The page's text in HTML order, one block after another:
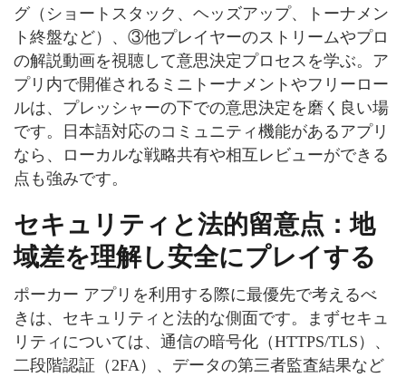
グ（ショートスタック、ヘッズアップ、トーナメン
ト終盤など）、③他プレイヤーのストリームやプロ
の解説動画を視聴して意思決定プロセスを学ぶ。ア
プリ内で開催されるミニトーナメントやフリーロー
ルは、プレッシャーの下での意思決定を磨く良い場
です。日本語対応のコミュニティ機能があるアプリ
なら、ローカルな戦略共有や相互レビューができる
点も強みです。
セキュリティと法的留意点：地
域差を理解し安全にプレイする
ポーカー アプリを利用する際に最優先で考えるべ
きは、セキュリティと法的な側面です。まずセキュ
リティについては、通信の暗号化（HTTPS/TLS）、
二段階認証（2FA）、データの第三者監査結果など